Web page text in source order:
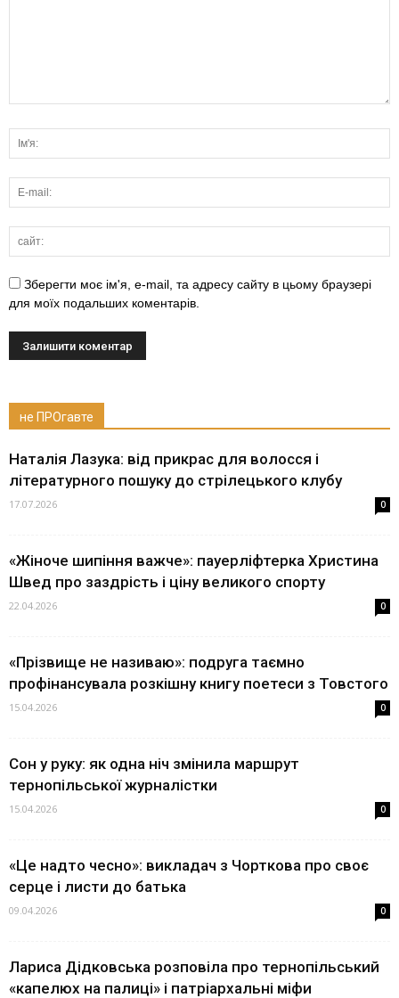
Зберегти моє ім'я, e-mail, та адресу сайту в цьому браузері
для моїх подальших коментарів.
не ПРОгавте
Наталія Лазука: від прикрас для волосся і
літературного пошуку до стрілецького клубу
17.07.2026 0
«Жіноче шипіння важче»: пауерліфтерка Христина
Швед про заздрість і ціну великого спорту
22.04.2026 0
«Прізвище не називаю»: подруга таємно
профінансувала розкішну книгу поетеси з Товстого
15.04.2026 0
Сон у руку: як одна ніч змінила маршрут
тернопільської журналістки
15.04.2026 0
«Це надто чесно»: викладач з Чорткова про своє
серце і листи до батька
09.04.2026 0
Лариса Дідковська розповіла про тернопільський
«капелюх на палиці» і патріархальні міфи